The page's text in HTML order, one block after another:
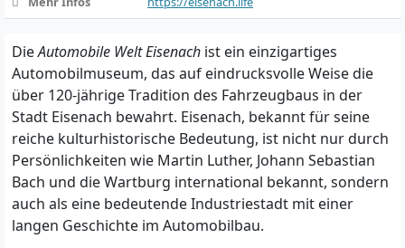
DieAutomobile Welt Eisenach ist ein einzigartiges
Automobilmuseum, das auf eindrucksvolle Weise die
über 120-jährige Tradition des Fahrzeugbaus in der
Stadt Eisenach bewahrt. Eisenach, bekannt für seine
reiche kulturhistorische Bedeutung, ist nicht nur durch
Persönlichkeiten wie Martin Luther, Johann Sebastian
Bach und die Wartburg international bekannt, sondern
auch als eine bedeutende Industriestadt mit einer
langen Geschichte im Automobilbau.